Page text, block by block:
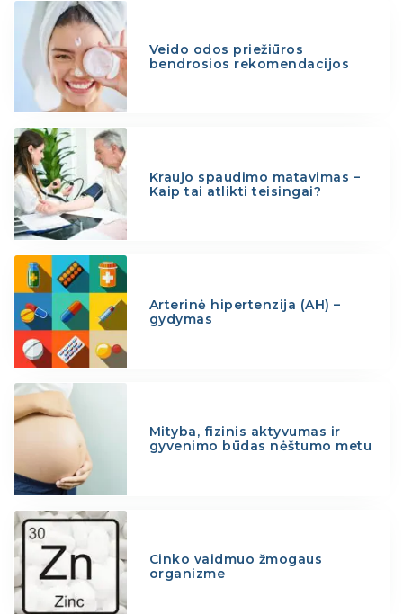
Veido odos priežiūros
bendrosios rekomendacijos
Kraujo spaudimo matavimas –
Kaip tai atlikti teisingai?
Arterinė hipertenzija (AH) –
gydymas
Mityba, fizinis aktyvumas ir
gyvenimo būdas nėštumo metu
Cinko vaidmuo žmogaus
organizme